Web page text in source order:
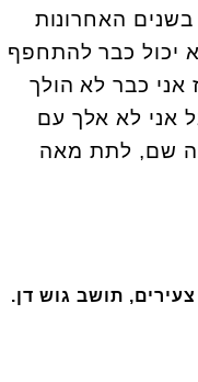
האחרונות
יכול כבר להתחפף
אני כבר לא הולך
אני לא אלך עם
שם, לתת מאה